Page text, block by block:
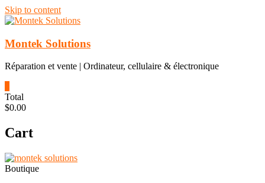
Skip to content
Montek Solutions
Réparation et vente | Ordinateur, cellulaire & électronique
Total
$0.00
Cart
Boutique